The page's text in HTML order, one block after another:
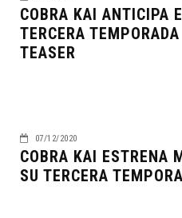
COBRA KAI ANTICIPA
TERCERA
TEASER
07/12/2020
COBRA KAI ESTRENA
SU TERCERA